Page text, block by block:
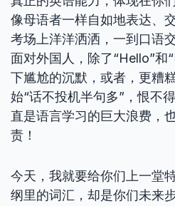
像母语者一样自如地表达、
考场上洋洋洒洒，一到口语
面对外国人，除了“Hello”和
下尴尬的沉默，或者，更糟
始“话不投机半句多”，恨不
直是语言学习的巨大浪费，
责！
今天，我就要给你们上一
纲里的词汇，却是你们未来